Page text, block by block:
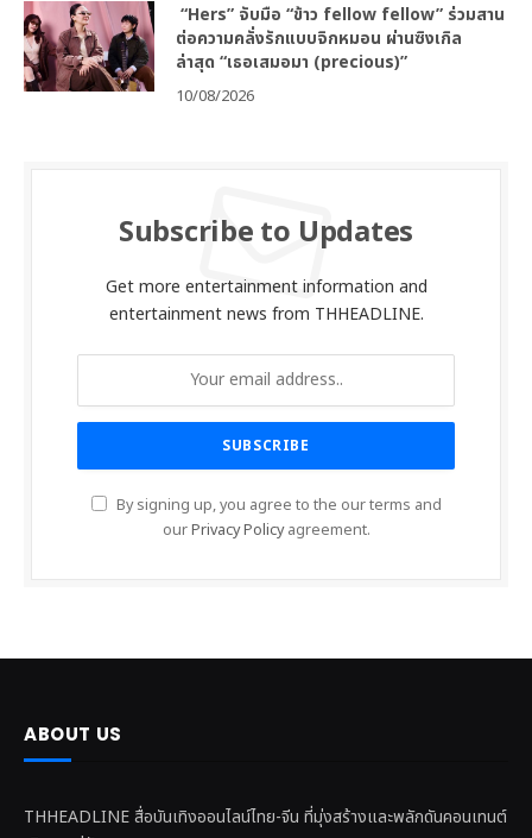
“Hers” จับมือ “ข้าว fellow fellow” ร่วมสาน
ต่อความคลั่งรักแบบจิกหมอน ผ่านซิงเกิล
ล่าสุด “เธอเสมอมา (precious)”
10/08/2026
Subscribe to Updates
Get more entertainment information and
entertainment news from THHEADLINE.
By signing up, you agree to the our terms and
ourPrivacy Policyagreement.
ABOUT US
THHEADLINE สื่อบันเทิงออนไลน์ไทย-จีน ที่มุ่งสร้างและพลักดันคอนเทนต์